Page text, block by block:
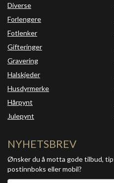
Diverse
Forlengere
Fotlenker
Gifteringer
Gravering
Halskjeder
Husdyrmerke
Hårpynt
Julepynt
NYHETSBREV
Ønsker du å motta gode tilbud,
postinnboks eller mobil?